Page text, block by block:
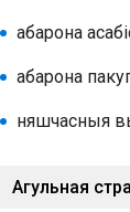
абарона
абарона
няшчасныя
Агульная